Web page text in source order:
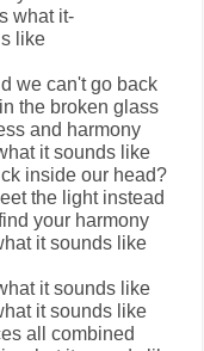
what it-
like
we can't go back
the broken glass
and harmony
it sounds like
inside our head?
the light instead
your harmony
it sounds like
it sounds like
it sounds like
all combined